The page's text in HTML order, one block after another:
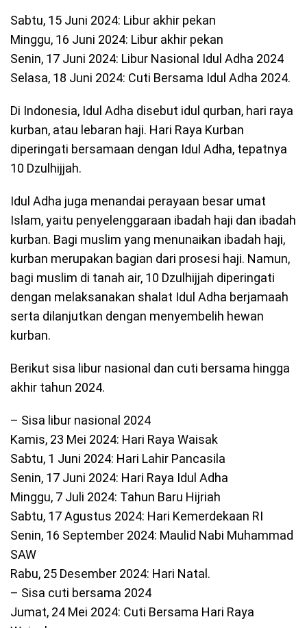
Sabtu, 15 Juni 2024: Libur akhir pekan
Minggu, 16 Juni 2024: Libur akhir pekan
Senin, 17 Juni 2024: Libur Nasional Idul Adha 2024
Selasa, 18 Juni 2024: Cuti Bersama Idul Adha 2024.
Di Indonesia, Idul Adha disebut idul qurban, hari raya
kurban, atau lebaran haji. Hari Raya Kurban
diperingati bersamaan dengan Idul Adha, tepatnya
10 Dzulhijjah.
Idul Adha juga menandai perayaan besar umat
Islam, yaitu penyelenggaraan ibadah haji dan ibadah
kurban. Bagi muslim yang menunaikan ibadah haji,
kurban merupakan bagian dari prosesi haji. Namun,
bagi muslim di tanah air, 10 Dzulhijjah diperingati
dengan melaksanakan shalat Idul Adha berjamaah
serta dilanjutkan dengan menyembelih hewan
kurban.
Berikut sisa libur nasional dan cuti bersama hingga
akhir tahun 2024.
– Sisa libur nasional 2024
Kamis, 23 Mei 2024: Hari Raya Waisak
Sabtu, 1 Juni 2024: Hari Lahir Pancasila
Senin, 17 Juni 2024: Hari Raya Idul Adha
Minggu, 7 Juli 2024: Tahun Baru Hijriah
Sabtu, 17 Agustus 2024: Hari Kemerdekaan RI
Senin, 16 September 2024: Maulid Nabi Muhammad
SAW
Rabu, 25 Desember 2024: Hari Natal.
– Sisa cuti bersama 2024
Jumat, 24 Mei 2024: Cuti Bersama Hari Raya